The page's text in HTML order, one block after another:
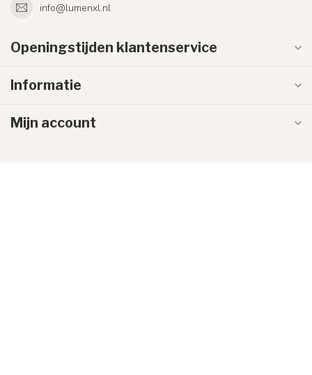
info@lumenxl.nl
Openingstijden klantenservice
Informatie
Mijn account